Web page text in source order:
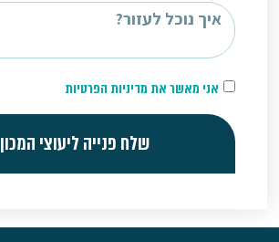
אני מאשר את מדיניות הפרטיות
שלח פנייה ליעוצי המכון